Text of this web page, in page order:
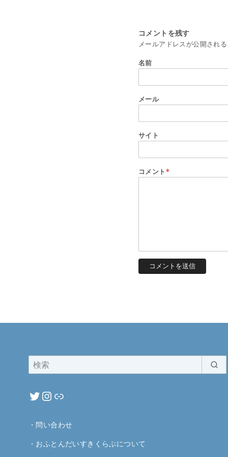
コメントを残す
メールアドレスが公開され
名前
メール
サイト
コメント*
・ 問い合わせ
・ おふとんだいすきくらぶについて